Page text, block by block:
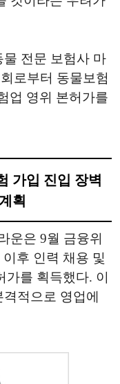
전문 보험사 마
로부터 동물보험
업 영위 본허가를
가입 진입 장벽
획
운은 9월 금융위
후 인력 채용 및
가를 획득했다. 이
적으로 영업에